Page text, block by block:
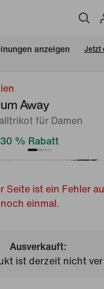
anzeigen Jetzt
Away
für Damen
30 % Rabatt
Seite ist ein Fehler
einmal.
Ausverkauft:
ist derzeit nicht